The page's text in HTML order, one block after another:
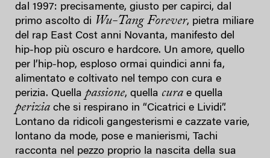
dal 1997: precisamente, giusto per capirci, dal
primo ascolto di Wu-Tang Forever, pietra miliare
del rap East Cost anni Novanta, manifesto del
hip-hop più oscuro e hardcore. Un amore, quello
per l’hip-hop, esploso ormai quindici anni fa,
alimentato e coltivato nel tempo con cura e
perizia. Quella passione, quella cura e quella
perizia che si respirano in “Cicatrici e Lividi”.
Lontano da ridicoli gangesterismi e cazzate varie,
lontano da mode, pose e manierismi, Tachi
racconta nel pezzo proprio la nascita della sua